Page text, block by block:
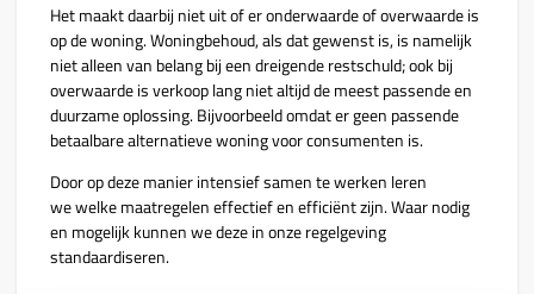
Het maakt daarbij niet uit of er onderwaarde of overwaarde is
op de woning. Woningbehoud, als dat gewenst is, is namelijk
niet alleen van belang bij een dreigende restschuld; ook bij
overwaarde is verkoop lang niet altijd de meest passende en
duurzame oplossing. Bijvoorbeeld omdat er geen passende
betaalbare alternatieve woning voor consumenten is.
Door op deze manier intensief samen te werken leren
we welke maatregelen effectief en efficiënt zijn. Waar nodig
en mogelijk kunnen we deze in onze regelgeving
standaardiseren.